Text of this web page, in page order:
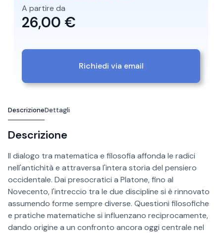
A partire da
26,00 €
Richiedi via email
DescrizioneDettagli
Descrizione
Il dialogo tra matematica e filosofia affonda le radici
nell'antichità e attraversa l'intera storia del pensiero
occidentale. Dai presocratici a Platone, fino al
Novecento, l'intreccio tra le due discipline si è rinnovato
assumendo forme sempre diverse. Questioni filosofiche
e pratiche matematiche si influenzano reciprocamente,
dando origine a un confronto ancora oggi centrale nel